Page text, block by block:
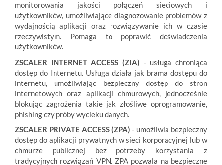
monitorowania jakości połączeń sieciowych i
użytkowników, umożliwiające diagnozowanie problemów z
wydajnością aplikacji oraz rozwiązywanie ich w czasie
rzeczywistym. Pomaga to poprawić doświadczenia
użytkowników.
ZSCALER INTERNET ACCESS (ZIA) - usługa chroniąca
dostęp do Internetu. Usługa działa jak brama dostępu do
internetu, umożliwiając bezpieczny dostęp do stron
internetowych oraz aplikacji chmurowych, jednocześnie
blokując zagrożenia takie jak złośliwe oprogramowanie,
phishing czy próby wycieku danych.
ZSCALER PRIVATE ACCESS (ZPA) - umożliwia bezpieczny
dostęp do aplikacji prywatnych w sieci korporacyjnej lub w
chmurze publicznej bez potrzeby korzystania z
tradycyjnych rozwiązań VPN. ZPA pozwala na bezpieczne